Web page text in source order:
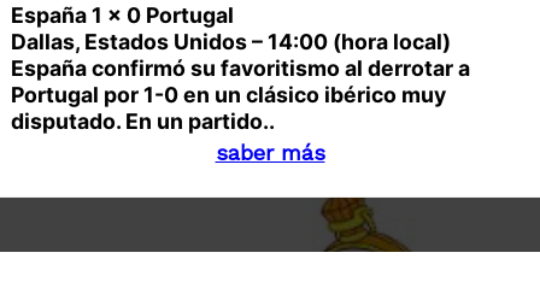
España 1 x 0 Portugal
Dallas, Estados Unidos – 14:00 (hora local)
España confirmó su favoritismo al derrotar a
Portugal por 1-0 en un clásico ibérico muy
disputado. En un partido..
saber más